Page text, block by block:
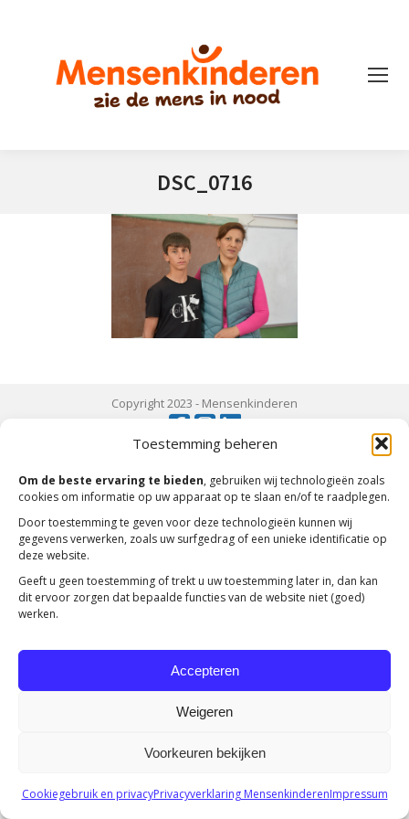
Toestemming beheren
Om de beste ervaring te bieden, gebruiken wij technologieën zoals
cookies om informatie op uw apparaat op te slaan en/of te raadplegen.
Door toestemming te geven voor deze technologieën kunnen wij
gegevens verwerken, zoals uw surfgedrag of een unieke identificatie op
deze website.
Geeft u geen toestemming of trekt u uw toestemming later in, dan kan
dit ervoor zorgen dat bepaalde functies van de website niet (goed)
werken.
Accepteren
Weigeren
Voorkeuren bekijken
Cookiegebruik en privacyPrivacyverklaring MensenkinderenImpressum
DSC_0716
Copyright 2023 - Mensenkinderen